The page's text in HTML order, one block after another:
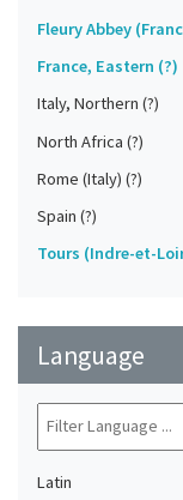
Fleury Abbey
France, Eastern (?)
Italy, Northern (?)
North Africa (?)
Rome (Italy) (?)
Spain (?)
Tours (Indre-et-
Language
Latin